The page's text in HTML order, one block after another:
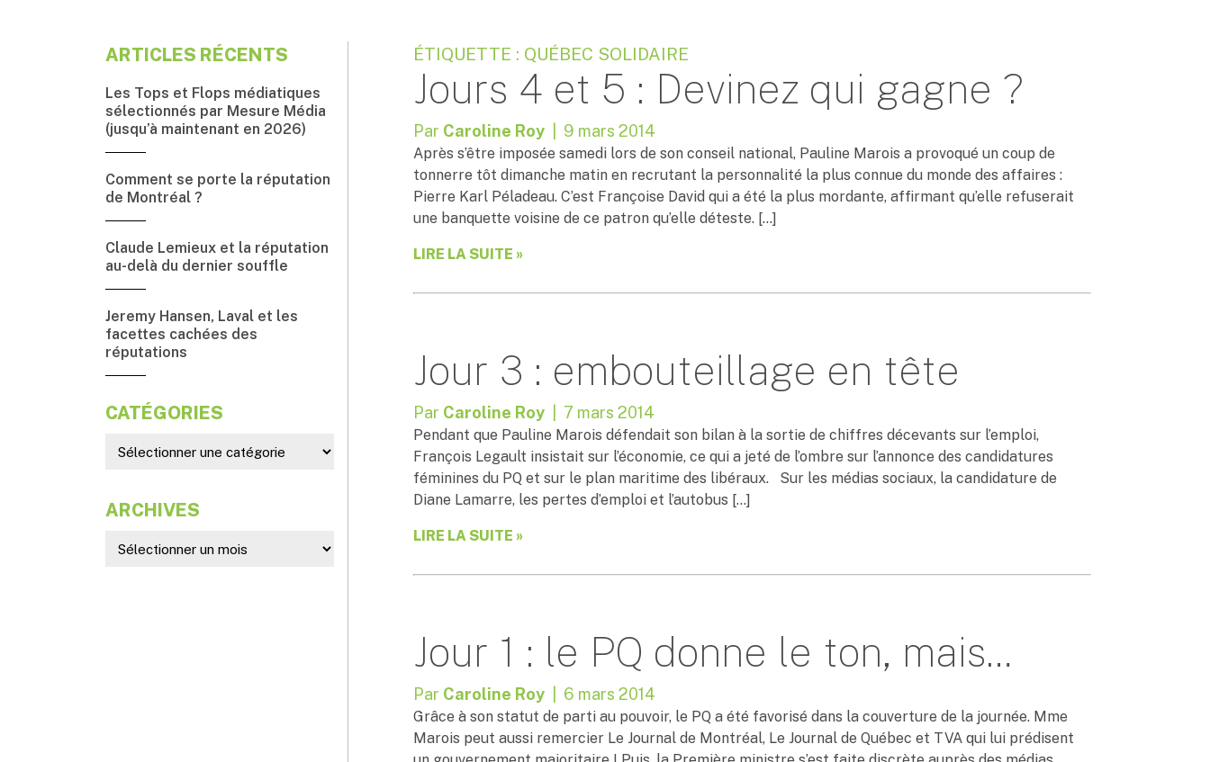
ARTICLES RÉCENTS
Les Tops et Flops médiatiques
sélectionnés par Mesure Média
(jusqu’à maintenant en 2026)
Comment se porte la réputation
de Montréal ?
Claude Lemieux et la réputation
au-delà du dernier souffle
Jeremy Hansen, Laval et les
facettes cachées des
réputations
CATÉGORIES
ARCHIVES
ÉTIQUETTE : QUÉBEC SOLIDAIRE
Jours 4 et 5 : Devinez qui gagne ?
Par Caroline Roy | 9 mars 2014
Après s’être imposée samedi lors de son conseil national, Pauline Marois a provoqué un coup de
tonnerre tôt dimanche matin en recrutant la personnalité la plus connue du monde des affaires :
Pierre Karl Péladeau. C’est Françoise David qui a été la plus mordante, affirmant qu’elle refuserait
une banquette voisine de ce patron qu’elle déteste. […]
LIRE LA SUITE »
Jour 3 : embouteillage en tête
Par Caroline Roy | 7 mars 2014
Pendant que Pauline Marois défendait son bilan à la sortie de chiffres décevants sur l’emploi,
François Legault insistait sur l’économie, ce qui a jeté de l’ombre sur l’annonce des candidatures
féminines du PQ et sur le plan maritime des libéraux. Sur les médias sociaux, la candidature de
Diane Lamarre, les pertes d’emploi et l’autobus […]
LIRE LA SUITE »
Jour 1 : le PQ donne le ton, mais…
Par Caroline Roy | 6 mars 2014
Grâce à son statut de parti au pouvoir, le PQ a été favorisé dans la couverture de la journée. Mme
Marois peut aussi remercier Le Journal de Montréal, Le Journal de Québec et TVA qui lui prédisent